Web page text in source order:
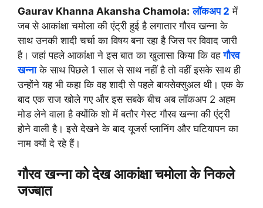
Gaurav Khanna Akansha Chamola: लॉकअप 2 में
जब से आकांक्षा चमोला की एंट्री हुई है लगातार गौरव खन्ना के
साथ उनकी शादी चर्चा का विषय बना रहा है जिस पर विवाद जारी
है। जहां पहले आकांक्षा ने इस बात का खुलासा किया कि वहगौरव
खन्नाके साथ पिछले 1 साल से साथ नहीं है तो वहीं इसके साथ ही
उन्होंने यह भी कहा कि वह शादी से पहले बायसेक्सुअल थी। एक के
बाद एक राज खोले गए और इस सबके बीच अब लॉकअप 2 अहम
मोड लेने वाला है क्योंकि शो में बतौर गेस्ट गौरव खन्ना की एंट्री
होने वाली है। इसे देखने के बाद यूजर्स प्लानिंग और घटियापन का
नाम क्यों दे रहे हैं।
गौरव खन्ना को देख आकांक्षा चमोला के निकले
जज्बात